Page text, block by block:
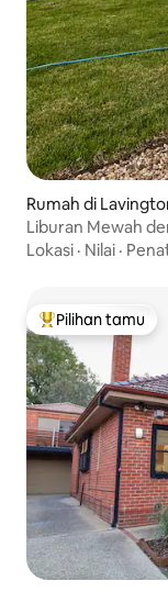
Rumah di
Liburan Mewah
Lokasi · Nilai ·
Pilihan tamu
Pilihan tamu